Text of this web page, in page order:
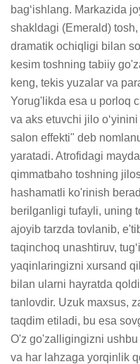
bag‘ishlang. Markazida
shakldagi (Emerald)
dramatik ochiqligi bilan
kesim toshning tabiiy
keng, tekis yuzalar va
Yorug'likda esa u porloq
va aks etuvchi jilo
salon effekti" deb
yaratadi. Atrofidagi
qimmatbaho toshning
hashamatli ko'rinish
berilganligi tufayli, uning
ajoyib tarzda tovlanib,
taqinchoq unashtiruv,
yaqinlaringizni xursand
bilan ularni hayratda
tanlovdir. Uzuk maxsus,
taqdim etiladi, bu esa
O'z go'zalligingizni
va har lahzaga yorqinlik